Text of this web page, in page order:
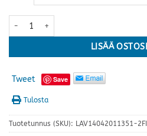
Noora keinun puu/huopakatos
LISÄÄ
Tweet Save
Tulosta
Tuotetunnus (SKU): LAV14042011351-2FI